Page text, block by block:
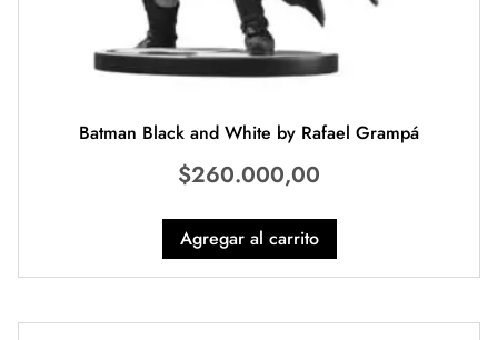
Batman Black and White by Rafael Grampá
$260.000,00
Agregar al carrito